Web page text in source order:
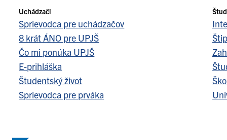
Uchádzači
Sprievodca pre uchádzačov
8 krát ÁNO pre UPJŠ
Čo mi ponúka UPJŠ
E-prihláška
Študentský život
Sprievodca pre prváka